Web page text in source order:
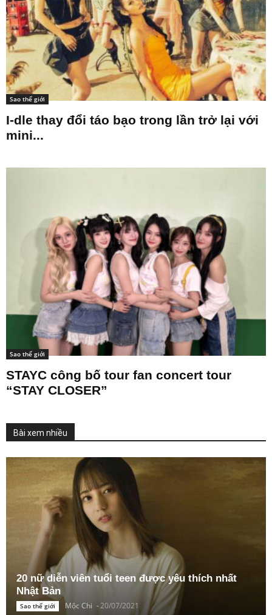
Sao thế giới
I-dle thay đổi táo bạo trong lần trở lại với
mini...
Sao thế giới
STAYC công bố tour fan concert tour
“STAY CLOSER”
Bài xem nhiều
20 nữ diễn viên tuổi teen được yêu thích nhất
Nhật Bản
Sao thế giới Mộc Chi -20/07/2021